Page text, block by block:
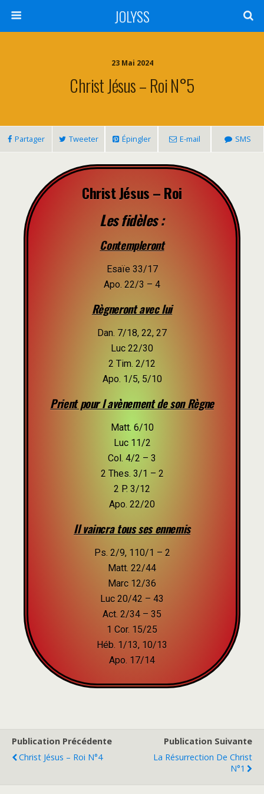
JOLYSS
23 Mai 2024
Christ Jésus – Roi N°5
Partager Tweeter Épingler E-mail SMS
Christ Jésus – Roi
Les fidèles :
Contempleront
Esaïe 33/17
Apo. 22/3 – 4
Règneront avec lui
Dan. 7/18, 22, 27
Luc 22/30
2 Tim. 2/12
Apo. 1/5, 5/10
Prient pour l avènement de son Règne
Matt. 6/10
Luc 11/2
Col. 4/2 – 3
2 Thes. 3/1 – 2
2 P. 3/12
Apo. 22/20
Il vaincra tous ses ennemis
Ps. 2/9, 110/1 – 2
Matt. 22/44
Marc 12/36
Luc 20/42 – 43
Act. 2/34 – 35
1 Cor. 15/25
Héb. 1/13, 10/13
Apo. 17/14
Publication Précédente
Christ Jésus – Roi N°4
Publication Suivante
La Résurrection De Christ
N°1